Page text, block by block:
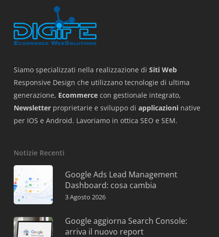
Siamo specializzati nella realizzazione di Siti Web
Responsive Design che utilizzano tecnologie di ultima
generazione, Ecommerce con gestionale integrato,
Newsletter proprietarie e sviluppo di applicazioni native
per IOS e Android. Lavoriamo in ottica SEO e SEM.
Notizie Recenti
Google Ads Lead Management
Dashboard: cosa cambia
3 Agosto 2026
Google aggiorna Search Console:
arriva il nuovo report